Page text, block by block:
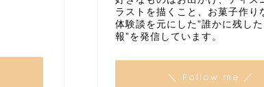
ラストを描くこと、お菓子作り
体験談を元にした”誰かに残し
報”を発信しています。
＼ Follow me ／